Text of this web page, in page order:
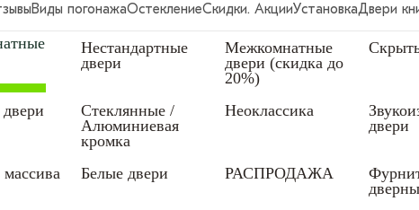
Виды погонажаОстеклениеСкидки. АкцииУстановкаДвери
Нестандартные
двери
Межкомнатные
двери (скидка до
20%)
Стеклянные /
Алюминиевая
кромка
Неоклассика
двери
Белые двери РАСПРОДАЖА